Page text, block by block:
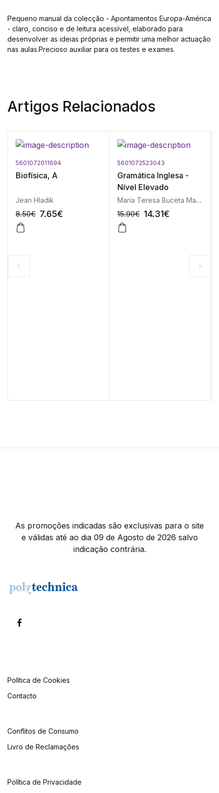
Pequeno manual da colecção - Apontamentos Europa-América
- claro, conciso e de leitura acessível, elaborado para
desenvolver as ideias próprias e permitir uma melhor actuação
nas aulas.Precioso auxiliar para os testes e exames.
Artigos Relacionados
5601072011694
Biofísica, A
Jean Hladik
8.50€ 7.65€
-10%
5601072523043
Gramática Inglesa -
Nível Elevado
Maria Teresa Buceta Martins
15.90€ 14.31€
As promoções indicadas são exclusivas para o site
e válidas até ao dia 09 de Agosto de 2026 salvo
indicação contrária.
Política de Cookies
Contacto
Conflitos de Consumo
Livro de Reclamações
Política de Privacidade